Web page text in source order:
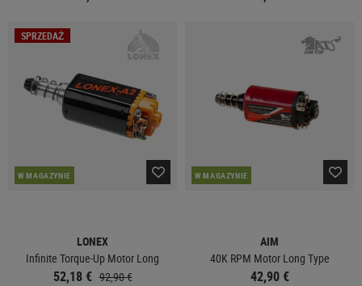
SPRZEDAŻ
W MAGAZYNIE
LONEX
Infinite Torque-Up Motor Long
52,18 € 92,90 €
W MAGAZYNIE
AIM
40K RPM Motor Long Type
42,90 €